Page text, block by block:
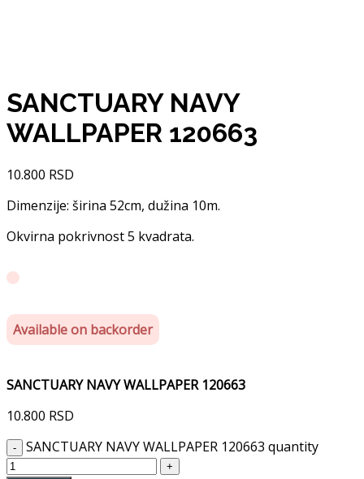
SANCTUARY NAVY
WALLPAPER 120663
10.800 RSD
Dimenzije: širina 52cm, dužina 10m.
Okvirna pokrivnost 5 kvadrata.
Available on backorder
SANCTUARY NAVY WALLPAPER 120663
10.800 RSD
SANCTUARY NAVY WALLPAPER 120663 quantity